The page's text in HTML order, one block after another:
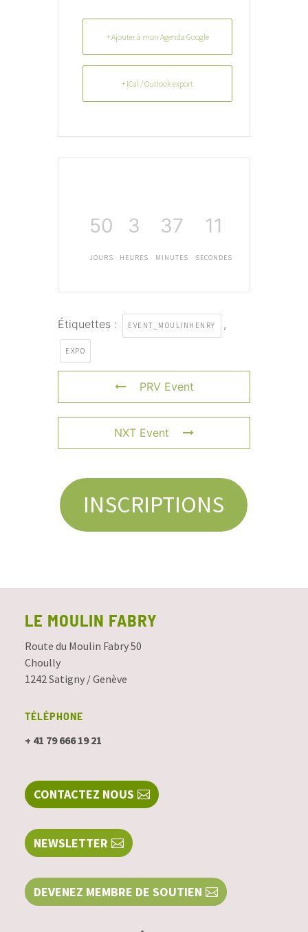
+ Ajouter à mon Agenda Google
+ iCal / Outlook export
50
JOURS
3
HEURES
37
MINUTES
11
SECONDES
Étiquettes : EVENT_MOULINHENRY ,
EXPO
PRV Event
NXT Event
INSCRIPTIONS
LE MOULIN FABRY
Route du Moulin Fabry 50
Choully
1242 Satigny / Genève
TÉLÉPHONE
+ 41 79 666 19 21
CONTACTEZ NOUS
NEWSLETTER
DEVENEZ MEMBRE DE SOUTIEN